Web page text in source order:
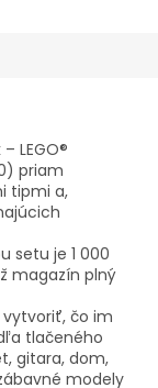
LEGO®
priam
tipmi a,
setu je 1 000
magazín plný
čo im
tlačeného
gitara, dom,
modely